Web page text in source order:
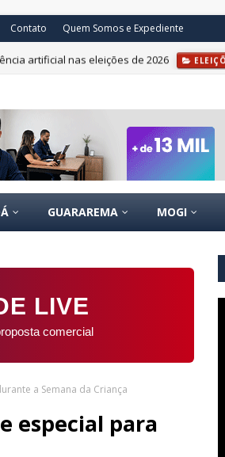
Contato Quem Somos e Expediente
artificial nas eleições de 2026
GUARAREMA MOGI
LIVE
comercial
a Semana da Criança
especial para